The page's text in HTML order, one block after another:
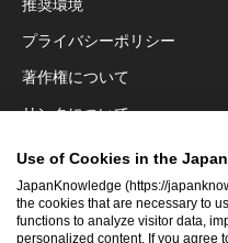
推奨環境
プライバシーポリシー
著作権について
リンクについて
免責事項
運営会社
アクセシビリティ対応
Use of Cookies in the
JapanKnowledge (https://
the cookies that are necessary to
functions to analyze visitor data,
personalized content. If you agree